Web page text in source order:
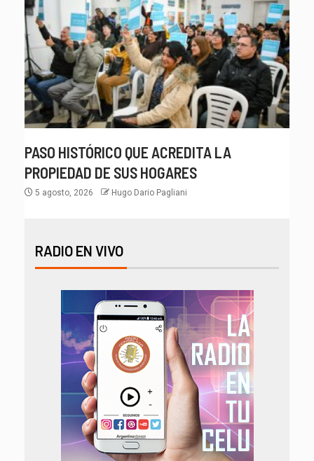
PASO HISTÓRICO QUE ACREDITA LA
PROPIEDAD DE SUS HOGARES
5 agosto, 2026 Hugo Dario Pagliani
RADIO EN VIVO